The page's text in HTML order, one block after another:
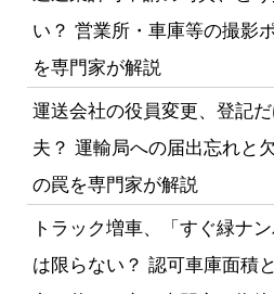
い？ 営業所・車庫等の撮影
を専門家が解説
運送会社の役員変更、登記
夫？ 運輸局への届出忘れと
の罠を専門家が解説
トラック増車、「すぐ緑ナ
は限らない？ 認可車庫面積